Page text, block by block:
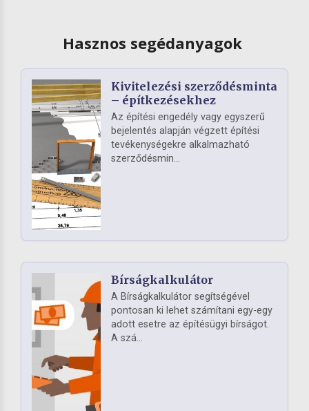
Hasznos segédanyagok
Kivitelezési szerződésminta
– építkezésekhez
Az építési engedély vagy egyszerű
bejelentés alapján végzett építési
tevékenységekre alkalmazható
szerződésmin...
Bírságkalkulátor
A Bírságkalkulátor segítségével
pontosan ki lehet számítani egy-egy
adott esetre az építésügyi bírságot.
A szá...